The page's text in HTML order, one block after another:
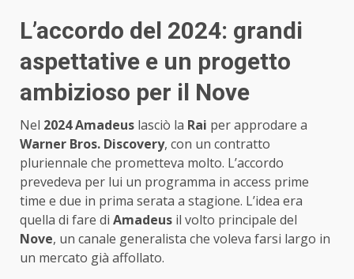
L’accordo del 2024: grandi
aspettative e un progetto
ambizioso per il Nove
Nel 2024 Amadeus lasciò la Rai per approdare a
Warner Bros. Discovery, con un contratto
pluriennale che prometteva molto. L’accordo
prevedeva per lui un programma in access prime
time e due in prima serata a stagione. L’idea era
quella di fare di Amadeus il volto principale del
Nove, un canale generalista che voleva farsi largo in
un mercato già affollato.